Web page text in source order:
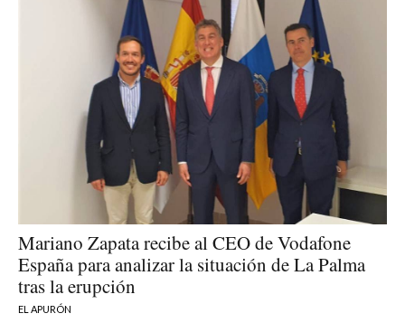
Mariano Zapata recibe al CEO de Vodafone
España para analizar la situación de La Palma
tras la erupción
EL APURÓN